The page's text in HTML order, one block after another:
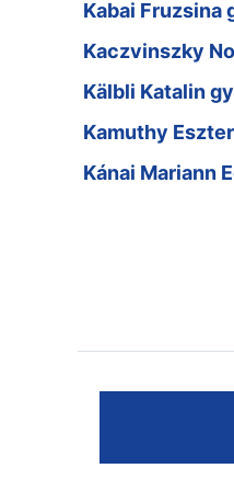
Kabai Fruzsina
Kaczvinszky
Kälbli Katalin
Kamuthy
Kánai Mariann